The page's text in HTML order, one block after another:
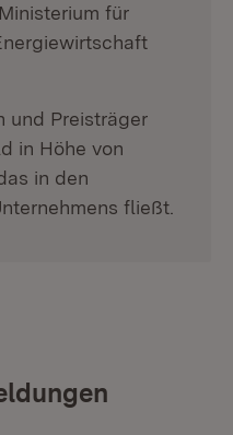
für
und Preisträger
in Höhe von
in den
fließt.